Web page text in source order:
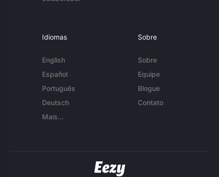
Idiomas
English
Español
Português
Deutsch
Mais...
Sobre
Sobre
Equipe
Blogue
Contato